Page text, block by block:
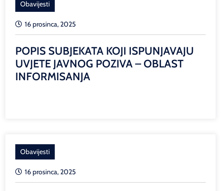
Obavijesti
16 prosinca, 2025
POPIS SUBJEKATA KOJI ISPUNJAVAJU
UVJETE JAVNOG POZIVA – OBLAST
INFORMISANJA
Obavijesti
16 prosinca, 2025